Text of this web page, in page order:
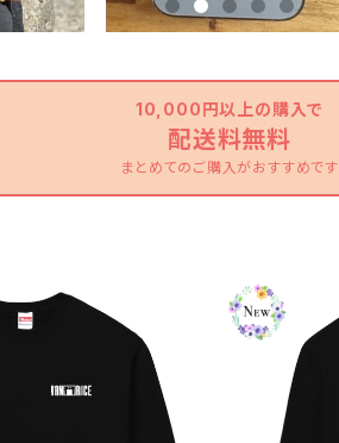
10,000円以上の購入で
配送料無料
まとめてのご購入がおすすめです